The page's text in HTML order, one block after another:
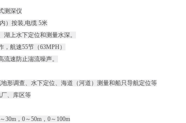
测深仪
）按装,电缆 5米
湖上水下定位和测量水深。
航速55节（63MPH）
速防止湍流噪声。
形调查、水下定位、海道（河道）测量和船只导航定位等
、库区等
30m，0～50m，0～100m